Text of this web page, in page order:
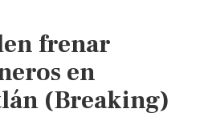
frenar
en
(Breaking)